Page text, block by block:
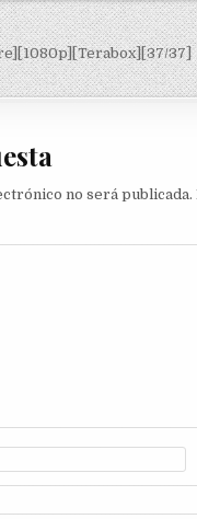
entradas 37]
no será publicada.